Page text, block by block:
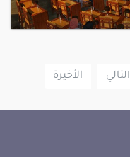
التالي الأخيرة